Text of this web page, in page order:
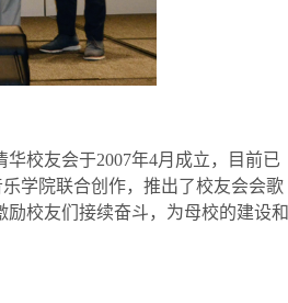
华校友会于2007年4月成立，目前已
乐学院联合创作，推出了校友会会歌
励校友们接续奋斗，为母校的建设和